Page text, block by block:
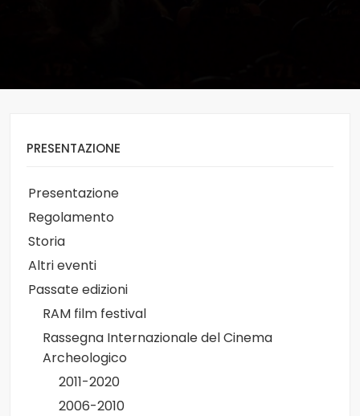
PRESENTAZIONE
Presentazione
Regolamento
Storia
Altri eventi
Passate edizioni
RAM film festival
Rassegna Internazionale del Cinema
Archeologico
2011-2020
2006-2010